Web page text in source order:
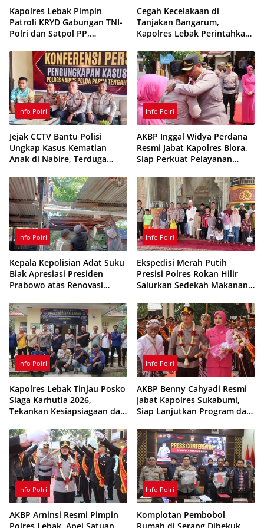
Kapolres Lebak Pimpin
Patroli KRYD Gabungan TNI-
Polri dan Satpol PP,
Balap Liar
Cegah Kecelakaan di
Tanjakan Bangarum,
Kapolres Lebak Perintahkan
Lintas
Info Polri
Jejak CCTV Bantu Polisi
Ungkap Kasus Kematian
Anak di Nabire, Terduga
Jam
Info Polri
AKBP Inggal Widya Perdana
Resmi Jabat Kapolres Blora,
Siap Perkuat Pelayanan
Info Polri
Kepala Kepolisian Adat Suku
Biak Apresiasi Presiden
Prabowo atas Renovasi
Boswesen Sorong
Info Polri
Ekspedisi Merah Putih
Presisi Polres Rokan Hilir
Salurkan Sedekah Makanan
Panipahan
Info Polri
Kapolres Lebak Tinjau Posko
Siaga Karhutla 2026,
Tekankan Kesiapsiagaan dan
Hutan
Info Polri
AKBP Benny Cahyadi Resmi
Jabat Kapolres Sukabumi,
Siap Lanjutkan Program dan
Masyarakat
Info Polri
AKBP Arninsi Resmi Pimpin
Polres Lebak, Apel Satuan
Info Polri
Komplotan Pembobol
Rumah di Serang Dibekuk,